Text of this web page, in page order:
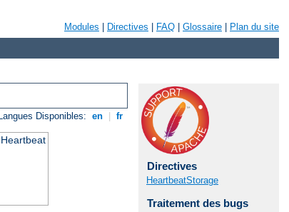
Modules Directives FAQ Glossaire Plan du site
Langues Disponibles: en fr
Directives
HeartbeatStorage
Traitement des bugs